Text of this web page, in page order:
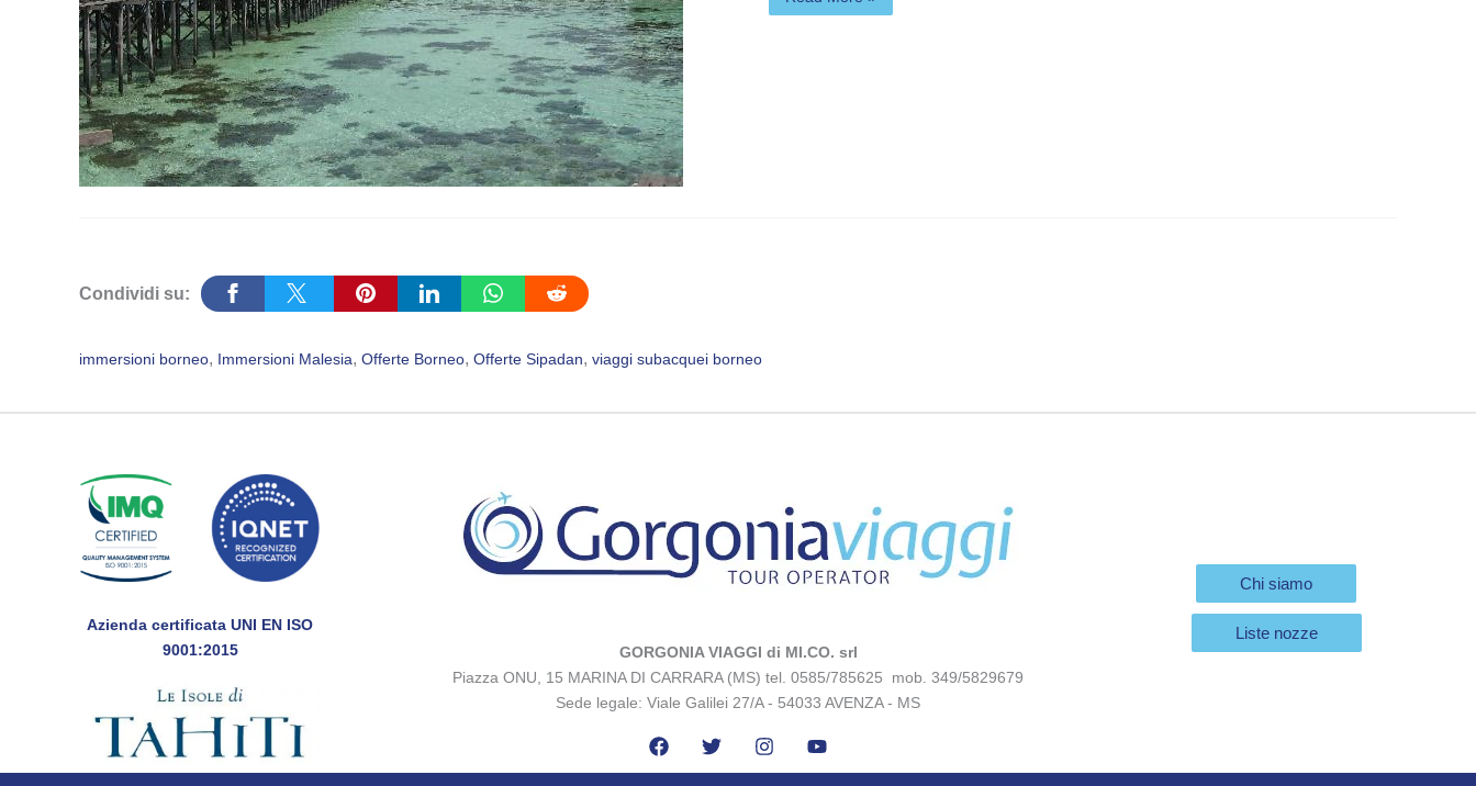
Condividi su:
immersioni borneo, Immersioni Malesia, Offerte Borneo, Offerte Sipadan, viaggi subacquei borneo
Azienda certificata UNI EN ISO
9001:2015
GORGONIA VIAGGI di MI.CO. srl
Piazza ONU, 15 MARINA DI CARRARA (MS) tel. 0585/785625 mob. 349/5829679
Sede legale: Viale Galilei 27/A - 54033 AVENZA - MS
Chi siamo
Liste nozze